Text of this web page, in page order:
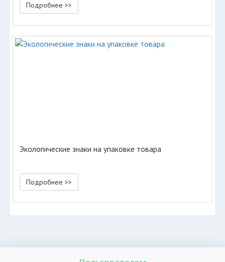
Подробнее >>
Экологические знаки на упаковке товара
Подробнее >>